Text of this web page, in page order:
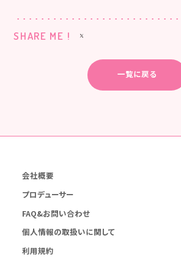
SHARE ME !
一覧に戻る
会社概要
プロデューサー
FAQ&お問い合わせ
個人情報の取扱いに関して
利用規約